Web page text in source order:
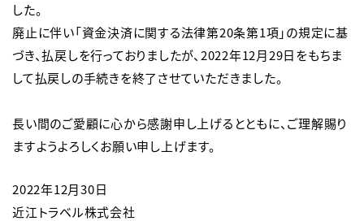
ニュースリリース
企業情報
採用情報
お問い合わせ一覧
English 簡体中文 繁体中文
した。
廃止に伴い「資金決済に関する法律第20条第1項」の規定に基
づき、払戻しを行っておりましたが、2022年12月29日をもちま
して払戻しの手続きを終了させていただきました。
長い間のご愛顧に心から感謝申し上げるとともに、ご理解賜り
ますようよろしくお願い申し上げます。
2022年12月30日
近江トラベル株式会社